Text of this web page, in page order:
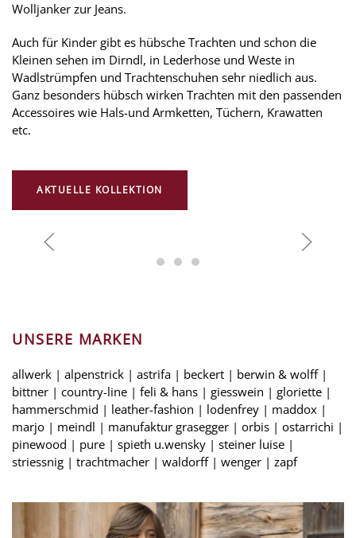
Wolljanker zur Jeans.
Auch für Kinder gibt es hübsche Trachten und schon die
Kleinen sehen im Dirndl, in Lederhose und Weste in
Wadlstrümpfen und Trachtenschuhen sehr niedlich aus.
Ganz besonders hübsch wirken Trachten mit den passenden
Accessoires wie Hals-und Armketten, Tüchern, Krawatten
etc.
AKTUELLE KOLLEKTION
UNSERE MARKEN
allwerk | alpenstrick | astrifa | beckert | berwin & wolff |
bittner | country-line | feli & hans | giesswein | gloriette |
hammerschmid | leather-fashion | lodenfrey | maddox |
marjo | meindl | manufaktur grasegger | orbis | ostarrichi |
pinewood | pure | spieth u.wensky | steiner luise |
striessnig | trachtmacher | waldorff | wenger | zapf